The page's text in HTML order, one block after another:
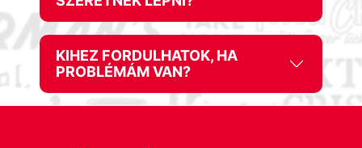
KIHEZ FORDULHATOK, HA
PROBLÉMÁM VAN?